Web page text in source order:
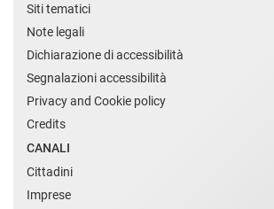
Siti tematici
Note legali
Dichiarazione di accessibilità
Segnalazioni accessibilità
Privacy and Cookie policy
Credits
CANALI
Cittadini
Imprese